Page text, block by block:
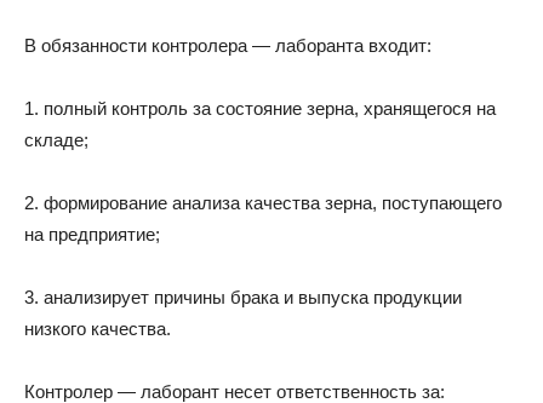
В обязанности контролера — лаборанта входит:
1. полный контроль за состояние зерна, хранящегося на
складе;
2. формирование анализа качества зерна, поступающего
на предприятие;
3. анализирует причины брака и выпуска продукции
низкого качества.
Контролер — лаборант несет ответственность за: